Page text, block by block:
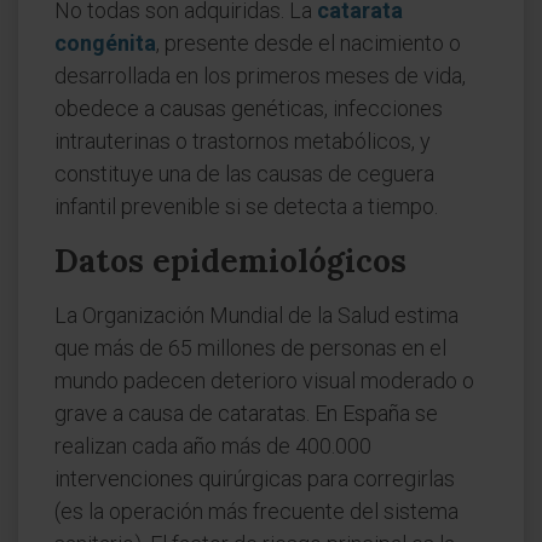
No todas son adquiridas. La catarata
congénita, presente desde el nacimiento o
desarrollada en los primeros meses de vida,
obedece a causas genéticas, infecciones
intrauterinas o trastornos metabólicos, y
constituye una de las causas de ceguera
infantil prevenible si se detecta a tiempo.
Datos epidemiológicos
La Organización Mundial de la Salud estima
que más de 65 millones de personas en el
mundo padecen deterioro visual moderado o
grave a causa de cataratas. En España se
realizan cada año más de 400.000
intervenciones quirúrgicas para corregirlas
(es la operación más frecuente del sistema